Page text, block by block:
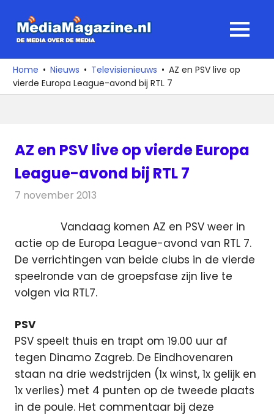
naar
media
over
de
MENU
Home Nieuws Televisienieuws
AZ en PSV live op
vierde Europa League-avond bij RTL 7
AZ en PSV live op vierde Europa
League-avond bij RTL 7
7 november 2013
Vandaag komen AZ en PSV weer in
actie op de Europa League-avond van RTL 7.
De verrichtingen van beide clubs in de vierde
speelronde van de groepsfase zijn live te
volgen via RTL7.
PSV
PSV speelt thuis en trapt om 19.00 uur af
tegen Dinamo Zagreb. De Eindhovenaren
staan na drie wedstrijden (1x winst, 1x gelijk en
1x verlies) met 4 punten op de tweede plaats
in de poule. Het commentaar bij deze